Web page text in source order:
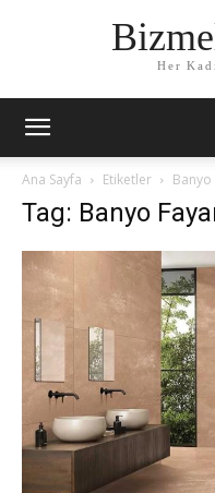
Her
Ana Sayfa Etiketler
Tag: Banyo